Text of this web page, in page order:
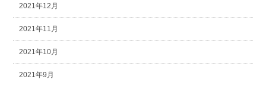
2021年12月
2021年11月
2021年10月
2021年9月